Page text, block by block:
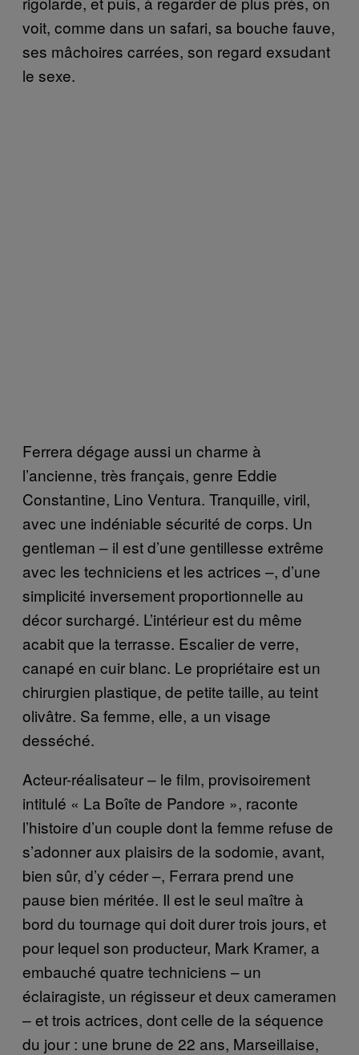
voit, comme dans un safari, sa bouche fauve,
ses mâchoires carrées, son regard exsudant
le sexe.
Ferrera dégage aussi un charme à
l’ancienne, très français, genre Eddie
Constantine, Lino Ventura. Tranquille, viril,
avec une indéniable sécurité de corps. Un
gentleman – il est d’une gentillesse extrême
avec les techniciens et les actrices –, d’une
simplicité inversement proportionnelle au
décor surchargé. L’intérieur est du même
acabit que la terrasse. Escalier de verre,
canapé en cuir blanc. Le propriétaire est un
chirurgien plastique, de petite taille, au teint
olivâtre. Sa femme, elle, a un visage
desséché.
Acteur-réalisateur – le film, provisoirement
intitulé « La Boîte de Pandore », raconte
l’histoire d’un couple dont la femme refuse de
s’adonner aux plaisirs de la sodomie, avant,
bien sûr, d’y céder –, Ferrara prend une
pause bien méritée. Il est le seul maître à
bord du tournage qui doit durer trois jours, et
pour lequel son producteur, Mark Kramer, a
embauché quatre techniciens – un
éclairagiste, un régisseur et deux cameramen
– et trois actrices, dont celle de la séquence
du jour : une brune de 22 ans, Marseillaise,